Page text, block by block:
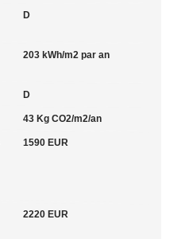
D
203 kWh/m2 par an
D
43 Kg CO2/m2/an
1590 EUR
2220 EUR